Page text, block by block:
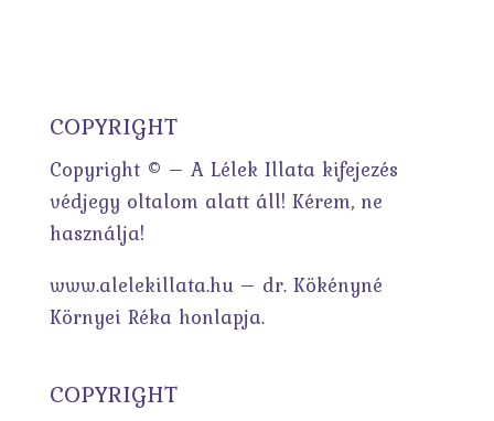
COPYRIGHT
Copyright © – A Lélek Illata kifejezés
védjegy oltalom alatt áll! Kérem, ne
használja!
www.alelekillata.hu – dr. Kökényné
Környei Réka honlapja.
COPYRIGHT